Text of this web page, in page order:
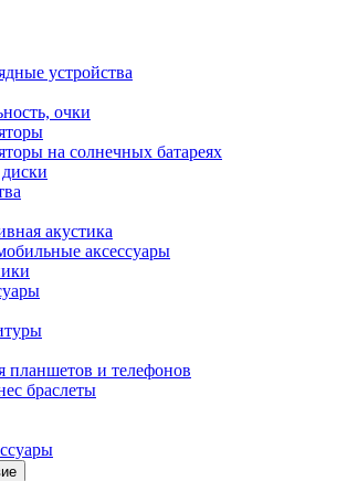
устройства
очки
на солнечных батареях
акустика
аксессуары
планшетов и телефонов
браслеты